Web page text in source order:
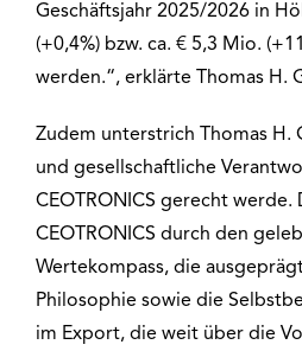
Geschäftsjahr 2025/2026 in
(+0,4%) bzw. ca. € 5,3 Mio.
werden.“, erklärte Thomas H.
Zudem unterstrich Thomas H.
und gesellschaftliche
CEOTRONICS gerecht werde.
CEOTRONICS durch den
Wertekompass, die
Philosophie sowie die
im Export, die weit über die